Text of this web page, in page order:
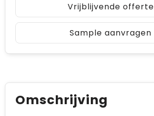
Vrijblijvende offerte
Sample aanvragen
Omschrijving